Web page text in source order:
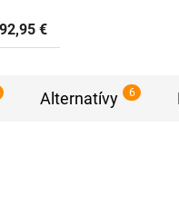
92,95€
Alternatívy 6